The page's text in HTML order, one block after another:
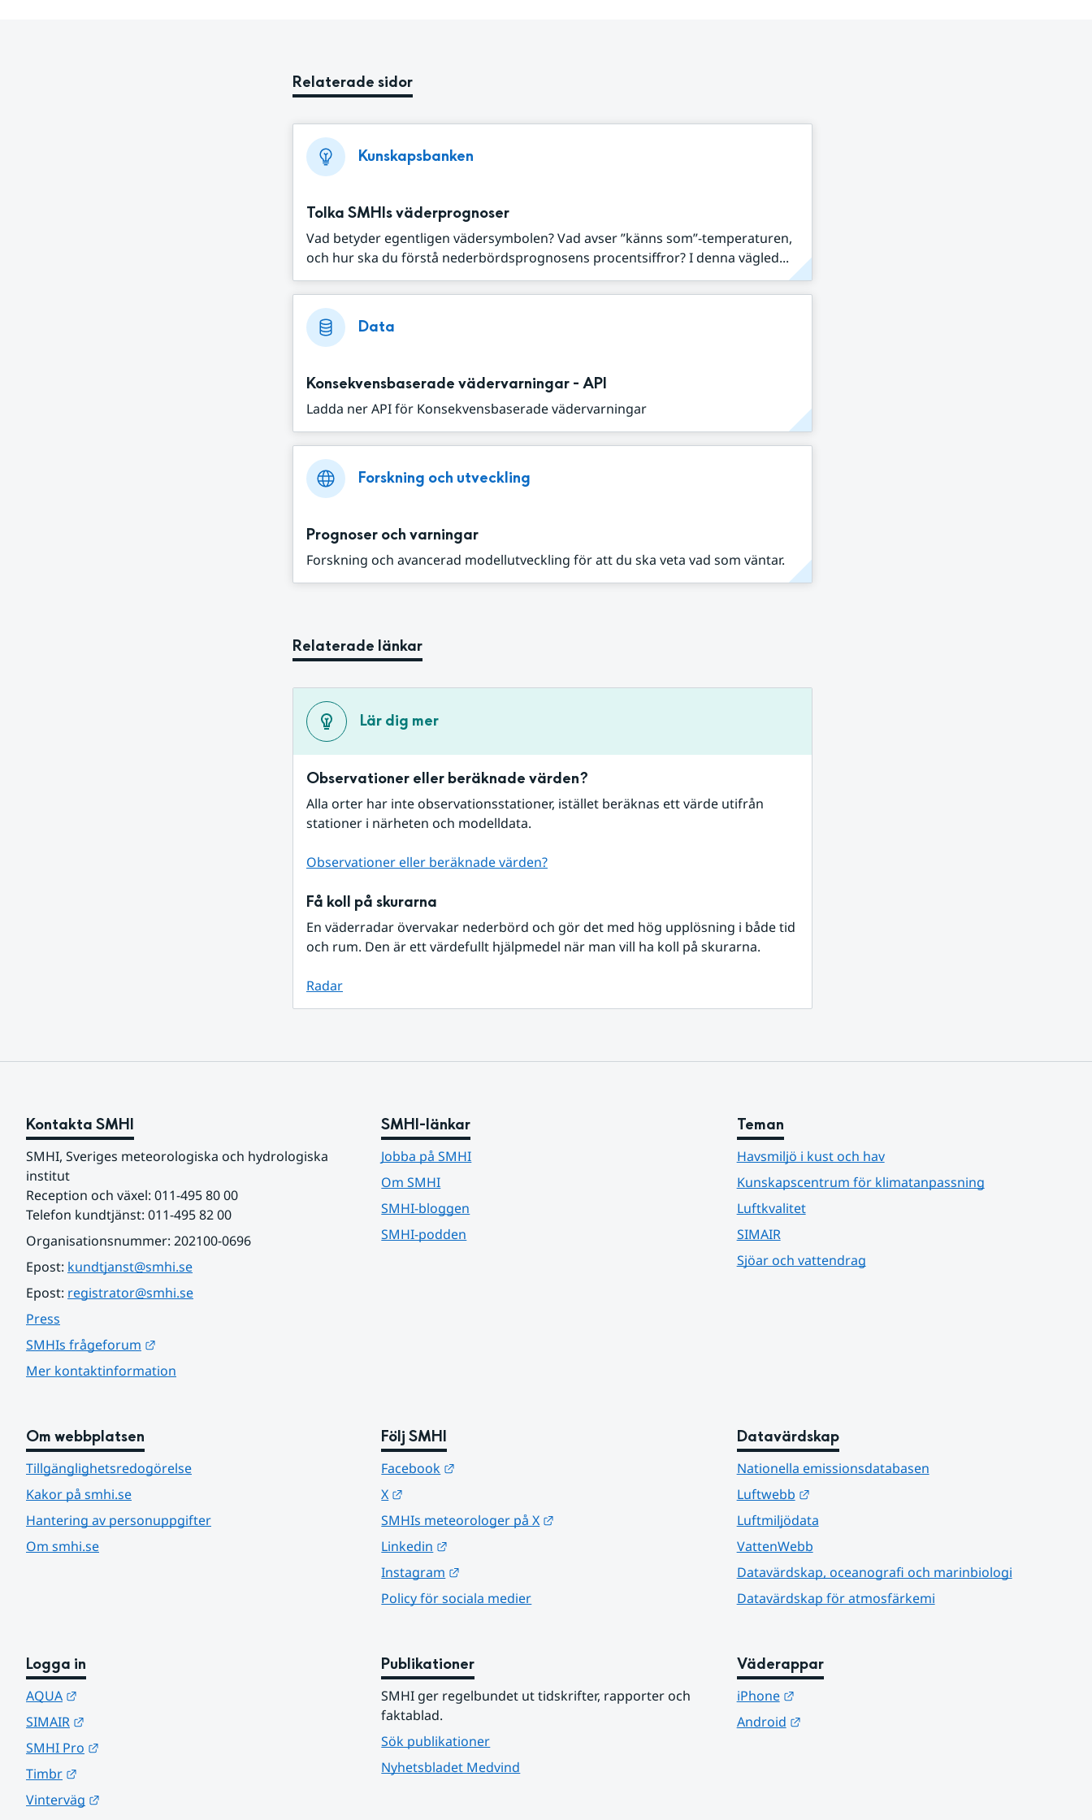
Relaterade sidor
Kunskapsbanken
Tolka SMHIs väderprognoser
Vad betyder egentligen vädersymbolen? Vad avser ”känns som”-temperaturen,
och hur ska du förstå nederbördsprognosens procentsiffror? I denna vägled...
Data
Konsekvensbaserade vädervarningar - API
Ladda ner API för Konsekvensbaserade vädervarningar
Forskning och utveckling
Prognoser och varningar
Forskning och avancerad modellutveckling för att du ska veta vad som väntar.
Relaterade länkar
Lär dig mer
Observationer eller beräknade värden?
Alla orter har inte observationsstationer, istället beräknas ett värde utifrån
stationer i närheten och modelldata.
Observationer eller beräknade värden?
Få koll på skurarna
En väderradar övervakar nederbörd och gör det med hög upplösning i både tid
och rum. Den är ett värdefullt hjälpmedel när man vill ha koll på skurarna.
Radar
Kontakta SMHI
SMHI, Sveriges meteorologiska och hydrologiska
institut
Reception och växel: 011-495 80 00
Telefon kundtjänst: 011-495 82 00
Organisationsnummer: 202100-0696
Epost: kundtjanst@smhi.se
Epost: registrator@smhi.se
Press
SMHIs frågeforum
Mer kontaktinformation
SMHI-länkar
Jobba på SMHI
Om SMHI
SMHI-bloggen
SMHI-podden
Teman
Havsmiljö i kust och hav
Kunskapscentrum för klimatanpassning
Luftkvalitet
SIMAIR
Sjöar och vattendrag
Om webbplatsen
Tillgänglighetsredogörelse
Kakor på smhi.se
Hantering av personuppgifter
Om smhi.se
Följ SMHI
Facebook
X
SMHIs meteorologer på X
Linkedin
Instagram
Policy för sociala medier
Datavärdskap
Nationella emissionsdatabasen
Luftwebb
Länk till annan webbplats.
Luftmiljödata
VattenWebb
Datavärdskap, oceanografi och marinbiologi
Datavärdskap för atmosfärkemi
Logga in
AQUA
SIMAIR
SMHI Pro
Timbr
Vinterväg
Publikationer
SMHI ger regelbundet ut tidskrifter, rapporter och
faktablad.
Sök publikationer
Nyhetsbladet Medvind
Väderappar
iPhone
Länk till annan webbplats.
Android
Länk till annan webbplats.